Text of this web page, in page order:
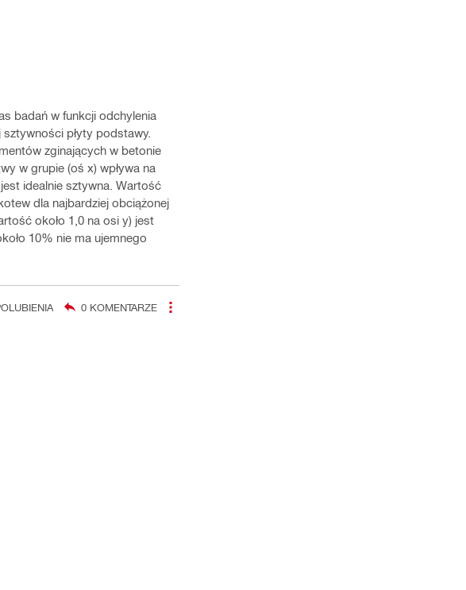
badań w funkcji odchylenia
płyty podstawy.
zginających w betonie
w grupie (oś x) wpływa na
idealnie sztywna. Wartość
dla najbardziej obciążonej
około 1,0 na osi y) jest
10% nie ma ujemnego
0 KOMENTARZE